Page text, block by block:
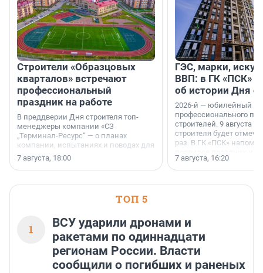
Строители «Образцовых
кварталов» встречают
профессиональный
праздник на работе
В преддверии Дня строителя топ-
менеджеры компании «СЗ
„Терминал-Ресурс“ — о планах
компании, испытаниях и поводах для
осторожного оптимизма.
7 августа, 18:00
ГЭС, марки,
ВВП: в ГК «ПСК»
об истории Дня
2026-й — юбилейный
профессионального
строителей. 9 августа
строителя будет
раз. В ГК «ПСК»
поменялась роль
7 августа, 16:20
ТОП 5
1
ВСУ ударили дронами и
ракетами по одиннадцати
регионам России. Власти
сообщили о погибших и раненых